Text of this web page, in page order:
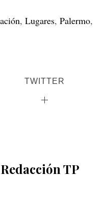
, Lugares, Palermo,
TWITTER
TP